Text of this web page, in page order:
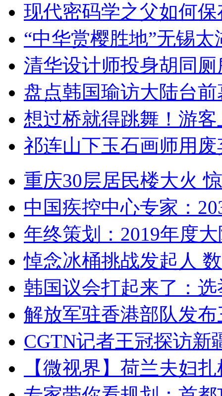
现代密码学之父如何
“中华赏樱胜地”无锡
清华设计师投身胡同
盘点韩国瑜访大陆台
想过桥就得跳舞！游客
祁连山下玉石画师用
重庆30层居民楼大火
中国疾控中心专家：
年终策划：2019年度
悼念冰桶挑战发起人
韩国议会打起来了：
解放军驻香港部队发
CGTN记者王冠探访新
【微视界】荷兰夫妇